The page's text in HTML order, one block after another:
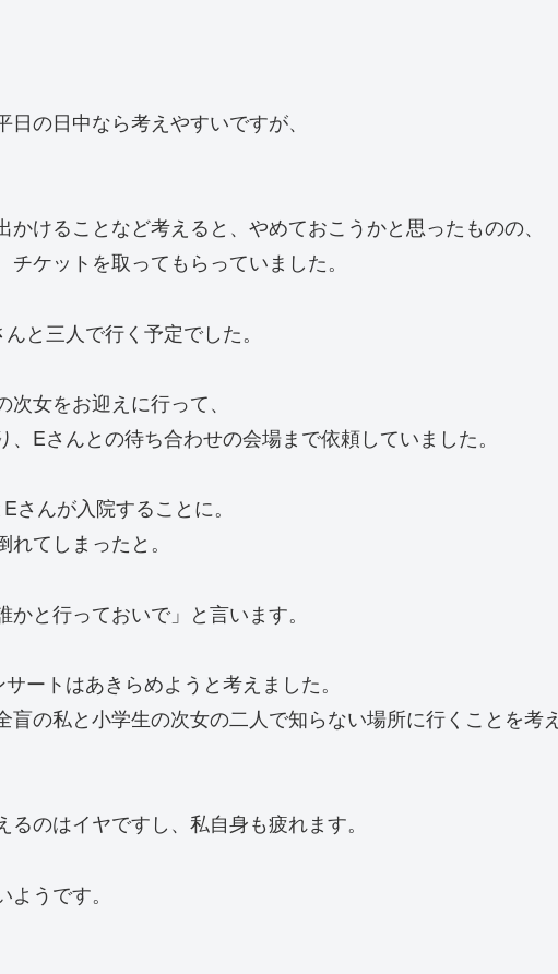
の日中なら考えやすいですが、
けることなど考えると、やめておこうかと思ったものの、
ケットを取ってもらっていました。
と三人で行く予定でした。
女をお迎えに行って、
Eさんとの待ち合わせの会場まで依頼していました。
んが入院することに。
てしまったと。
と行っておいで」と言います。
ートはあきらめようと考えました。
の私と小学生の次女の二人で知らない場所に行くことを考え
のはイヤですし、私自身も疲れます。
うです。